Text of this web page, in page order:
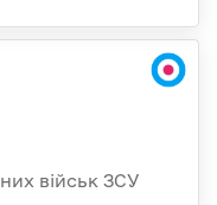
військ ЗСУ